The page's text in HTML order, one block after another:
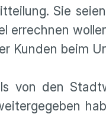
Sie
errechnen
Kunden beim
von den